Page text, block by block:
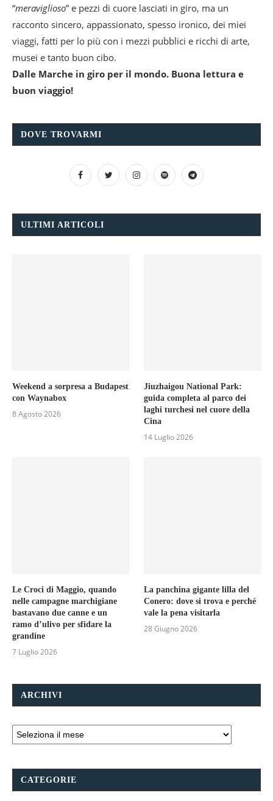
“meraviglioso” e pezzi di cuore lasciati in giro, ma un
racconto sincero, appassionato, spesso ironico, dei miei
viaggi, fatti per lo più con i mezzi pubblici e ricchi di arte,
musei e tanto buon cibo.
Dalle Marche in giro per il mondo. Buona lettura e
buon viaggio!
DOVE TROVARMI
ULTIMI ARTICOLI
Weekend a sorpresa a Budapest
con Waynabox
8 Agosto 2026
Jiuzhaigou National Park:
guida completa al parco dei
laghi turchesi nel cuore della
Cina
14 Luglio 2026
Le Croci di Maggio, quando
nelle campagne marchigiane
bastavano due canne e un
ramo d’ulivo per sfidare la
grandine
7 Luglio 2026
La panchina gigante lilla del
Conero: dove si trova e perché
vale la pena visitarla
28 Giugno 2026
ARCHIVI
CATEGORIE